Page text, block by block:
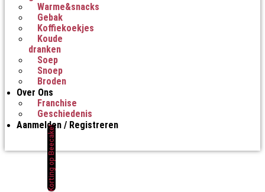
Warme&snacks
Gebak
Koffiekoekjes
Koude
dranken
Soep
Snoep
Broden
Over Ons
Franchise
Geschiedenis
Aanmelden / Registreren
Korting op Beecake!